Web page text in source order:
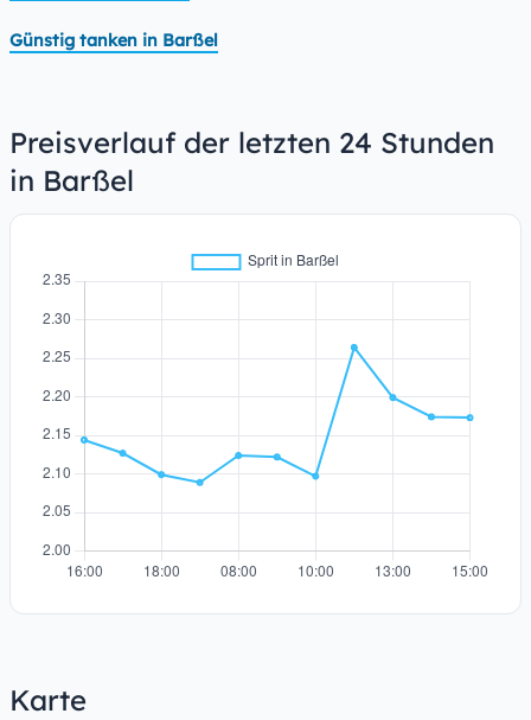
Günstig tanken in Barßel
Preisverlauf der letzten 24 Stunden
in Barßel
Karte